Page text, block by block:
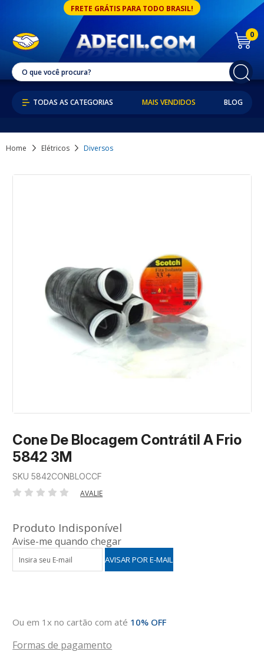
FRETE GRÁTIS PARA TODO BRASIL!
0
MAIS VENDIDOS BLOG
Home Elétricos Diversos
Cone De Blocagem Contrátil A Frio
5842 3M
SKU 5842CONBLOCCF
AVALIE
Produto Indisponível
Avise-me quando chegar
Ou em 1x no cartão com até 10% OFF
Formas de pagamento